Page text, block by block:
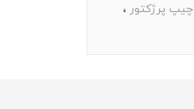
چیپ پرژکتور